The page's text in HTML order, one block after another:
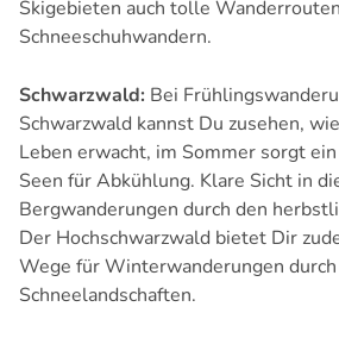
Skigebieten auch tolle
Schneeschuhwandern.
Schwarzwald: Bei
Schwarzwald kannst Du zusehen,
Leben erwacht, im Sommer sorgt
Seen für Abkühlung. Klare Sicht in
Bergwanderungen durch den
Der Hochschwarzwald bietet Dir
Wege für Winterwanderungen
Schneelandschaften.